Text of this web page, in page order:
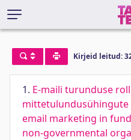
Kirjeid leitud:
1. E-maili turunduse
mittetulundusühingute
email marketing in
non-governmental